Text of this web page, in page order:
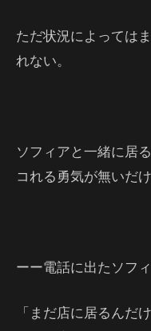
ただ状況によっては
れない。
ソフィアと一緒に居
コれる勇気が無いだけ
ーー電話に出たソフィ
「まだ店に居るんだ